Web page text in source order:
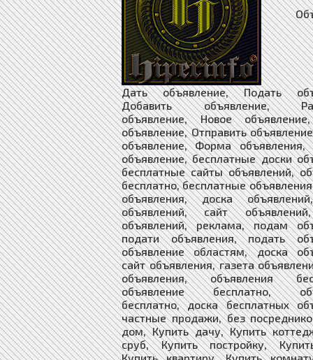
Дать объявление, Подать
Добавить объявление,
объявление, Новое
объявление, Отправить
объявление, Форма объявления,
объявление, бесплатные доски
бесплатные сайты объявлений,
бесплатно, бесплатные
объявления, доска
объявлений, сайт
объявлений, реклама, подам
подати объявления, подать
объявление областям, доска
сайт объявления, газета
объявления, объявления
объявление бесплатно,
бесплатно, доска бесплатных
частные продажи, без
дом, Купить дачу, Купить
сруб, Купить постройку,
Купить квартиру, Купить